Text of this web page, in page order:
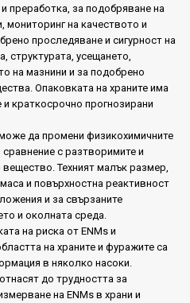
преработка, за подобряване на
мониторинг на качеството и
проследяване и сигурност на
структурата, усещането,
на мазнини и за подобрено
Опаковката на храните има
краткосрочно прогнозирани
да промени физикохимичните
с разтворимите и
Техният малък размер,
и повърхностна реактивност
и за свързаните
и околната среда.
на риска от ENMs и
на храните и фуражите са
в няколко насоки.
до трудността за
на ENMs в храни и